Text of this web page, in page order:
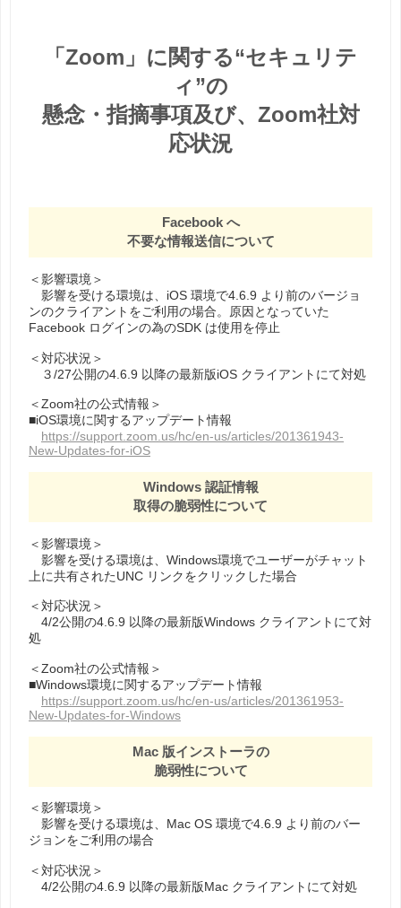
「Zoom」に関する“セキュリテ
ィ”の
懸念・指摘事項及び、Zoom社対
応状況
Facebook へ
不要な情報送信について
＜影響環境＞
影響を受ける環境は、iOS 環境で4.6.9 より前のバージョ
ンのクライアントをご利⽤の場合。原因となっていた
Facebook ログインの為のSDK は使⽤を停⽌
＜対応状況＞
３/27公開の4.6.9 以降の最新版iOS クライアントにて対処
＜Zoom社の公式情報＞
■iOS環境に関するアップデート情報
https://support.zoom.us/hc/en-us/articles/201361943-
New-Updates-for-iOS
Windows 認証情報
取得の脆弱性について
＜影響環境＞
影響を受ける環境は、Windows環境でユーザーがチャット
上に共有されたUNC リンクをクリックした場合
＜対応状況＞
4/2公開の4.6.9 以降の最新版Windows クライアントにて対
処
＜Zoom社の公式情報＞
■Windows環境に関するアップデート情報
https://support.zoom.us/hc/en-us/articles/201361953-
New-Updates-for-Windows
Mac 版インストーラの
脆弱性について
＜影響環境＞
影響を受ける環境は、Mac OS 環境で4.6.9 より前のバー
ジョンをご利⽤の場合
＜対応状況＞
4/2公開の4.6.9 以降の最新版Mac クライアントにて対処